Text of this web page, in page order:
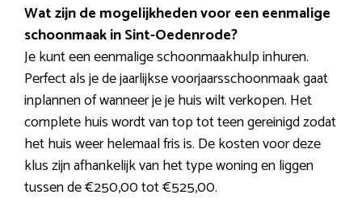
Wat zijn de mogelijkheden voor een eenmalige
schoonmaak in Sint-Oedenrode?
Je kunt een eenmalige schoonmaakhulp inhuren.
Perfect als je de jaarlijkse voorjaarsschoonmaak gaat
inplannen of wanneer je je huis wilt verkopen. Het
complete huis wordt van top tot teen gereinigd zodat
het huis weer helemaal fris is. De kosten voor deze
klus zijn afhankelijk van het type woning en liggen
tussen de €250,00 tot €525,00.